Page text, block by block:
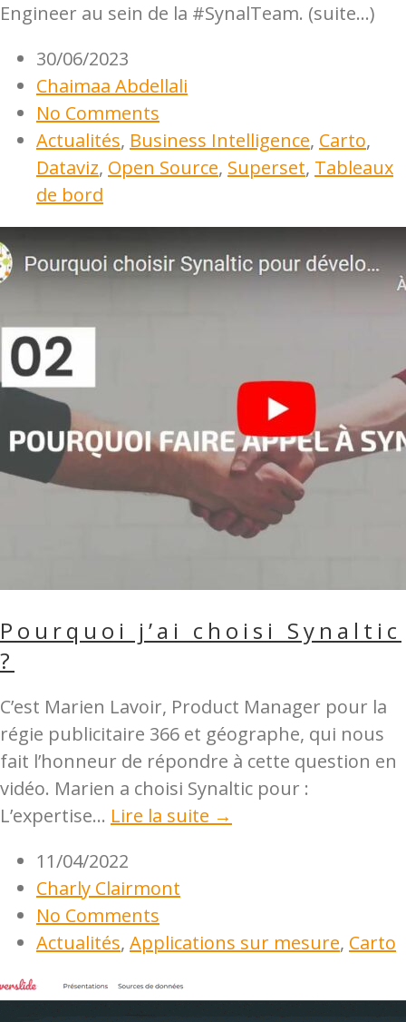
Engineer au sein de la #SynalTeam. (suite…)
30/06/2023
Chaimaa Abdellali
No Comments
Actualités, Business Intelligence, Carto,
Dataviz, Open Source, Superset, Tableaux
de bord
Pourquoi j’ai choisi Synaltic
?
C’est Marien Lavoir, Product Manager pour la
régie publicitaire 366 et géographe, qui nous
fait l’honneur de répondre à cette question en
vidéo. Marien a choisi Synaltic pour :
L’expertise... Lire la suite →
11/04/2022
Charly Clairmont
No Comments
Actualités, Applications sur mesure, Carto